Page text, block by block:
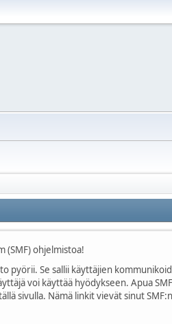
(SMF) ohjelmistoa!
pyörii. Se sallii käyttäjien
voi käyttää hyödykseen. Apua
sivulla. Nämä linkit vievät sinut